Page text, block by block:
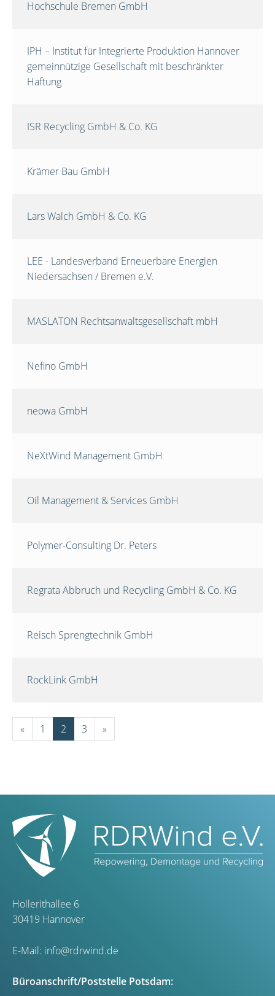
Hochschule Bremen GmbH
IPH – Institut für Integrierte Produktion Hannover
gemeinnützige Gesellschaft mit beschränkter
Haftung
ISR Recycling GmbH & Co. KG
Krämer Bau GmbH
Lars Walch GmbH & Co. KG
LEE - Landesverband Erneuerbare Energien
Niedersachsen / Bremen e.V.
MASLATON Rechtsanwaltsgesellschaft mbH
Nefino GmbH
neowa GmbH
NeXtWind Management GmbH
Oil Management & Services GmbH
Polymer-Consulting Dr. Peters
Regrata Abbruch und Recycling GmbH & Co. KG
Reisch Sprengtechnik GmbH
RockLink GmbH
« 1 2 3 »
Hollerithallee 6
30419 Hannover
E-Mail: info@rdrwind.de
Büroanschrift/Poststelle Potsdam: